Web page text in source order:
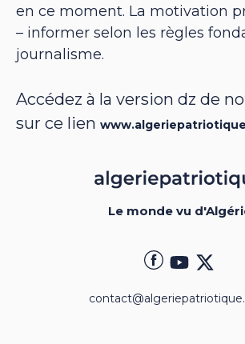
en ce moment. La motivation
– informer selon les règles
journalisme.
Accédez à la version dz de
sur ce lien
Le monde vu